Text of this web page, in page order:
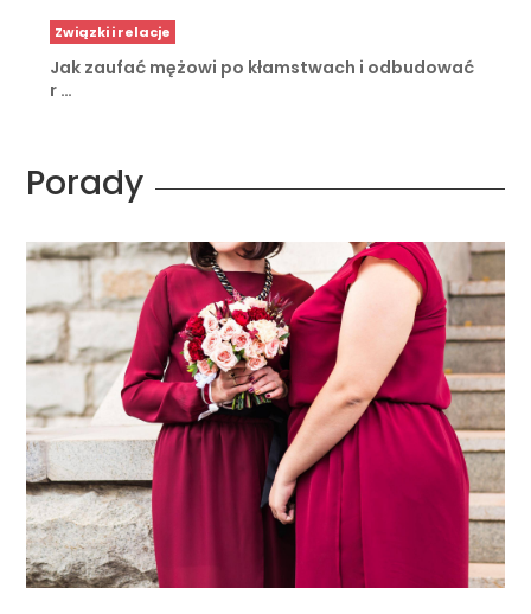
Związki i relacje
Jak zaufać mężowi po kłamstwach i odbudować
r …
Porady